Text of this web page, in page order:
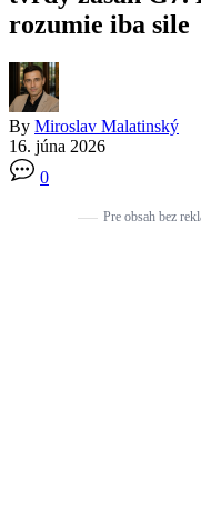
rozumie iba sile
By Miroslav Malatinský
16. júna 2026
0
Pre obsah bez